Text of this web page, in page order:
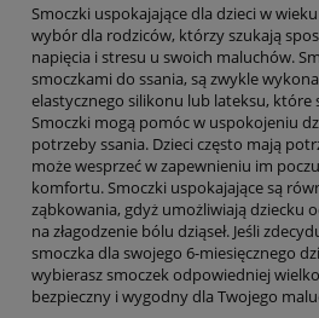
Smoczki uspokajające dla dzieci w
wybór dla rodziców, którzy szukają
napięcia i stresu u swoich maluchów.
smoczkami do ssania, są zwykle
elastycznego silikonu lub lateksu, które
Smoczki mogą pomóc w uspokojeniu
potrzeby ssania. Dzieci często mają
może wesprzeć w zapewnieniu im
komfortu. Smoczki uspokajające są
ząbkowania, gdyż umożliwiają dziecku
na złagodzenie bólu dziąseł. Jeśli
smoczka dla swojego 6-miesięcznego
wybierasz smoczek odpowiedniej
bezpieczny i wygodny dla Twojego